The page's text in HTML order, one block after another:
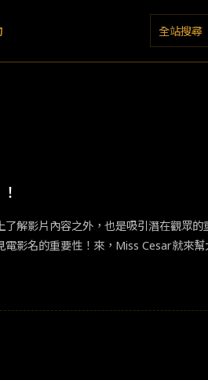
解影片內容之外，也是吸引潛在觀眾
影名的重要性！來，Miss Cesar就來
約會》會被簡易為《明天我要和你約會
般的
心，他們之間經歷的一切，在女主角－